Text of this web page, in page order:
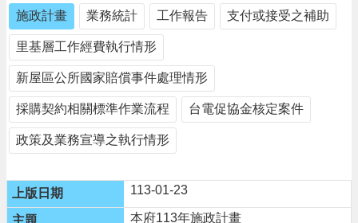
資
訊
機
關
通
訊
錄
相
資
料
施政計畫 業務統計 工作報告 支付或接受之補助
里基層工作經費執行情形
新屋區公所國家賠償事件處理情形
採購契約相關標準作業流程 台電促協金核定案件
政策及業務宣導之執行情形
113-01-23
本府113年施政計畫